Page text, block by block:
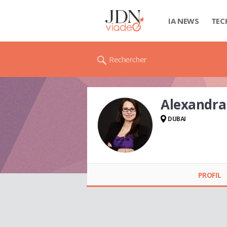
IA NEWS
Rechercher
Alexandra
DUBAI
PROFIL